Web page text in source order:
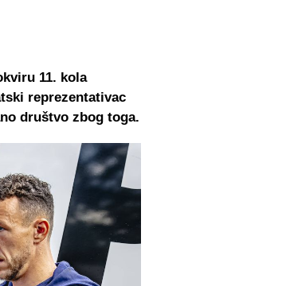
11. kola
reprezentativac
društvo zbog toga.